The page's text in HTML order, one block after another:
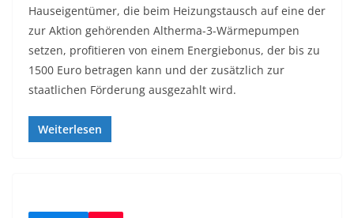
Hauseigentümer, die beim Heizungstausch auf eine der
zur Aktion gehörenden Altherma-3-Wärmepumpen
setzen, profitieren von einem Energiebonus, der bis zu
1500 Euro betragen kann und der zusätzlich zur
staatlichen Förderung ausgezahlt wird.
Weiterlesen